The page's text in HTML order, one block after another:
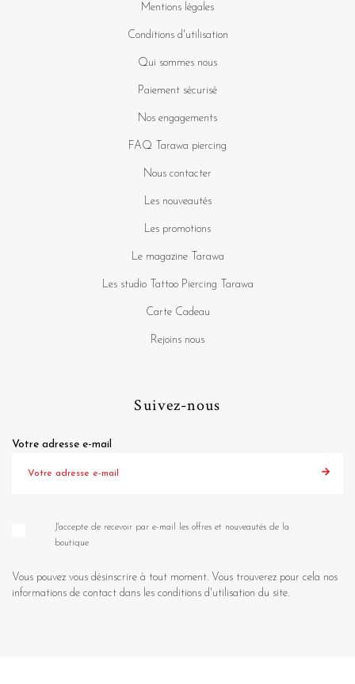
Mentions légales
Conditions d'utilisation
Qui sommes nous
Paiement sécurisé
Nos engagements
FAQ Tarawa piercing
Nous contacter
Les nouveautés
Les promotions
Le magazine Tarawa
Les studio Tattoo Piercing Tarawa
Carte Cadeau
Rejoins nous
Suivez-nous
Votre adresse e-mail
J'accepte de recevoir par e-mail les offres et nouveautés de la
boutique
Vous pouvez vous désinscrire à tout moment. Vous trouverez pour cela nos
informations de contact dans les conditions d'utilisation du site.